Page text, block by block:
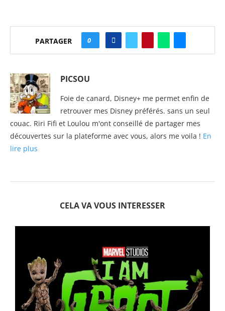
PARTAGER 0
PICSOU
Foie de canard, Disney+ me permet enfin de
retrouver mes Disney préférés. sans un seul
couac. Riri Fifi et Loulou m'ont conseillé de partager mes
découvertes sur la plateforme avec vous, alors me voila ! En
lire plus
CELA VA VOUS INTERESSER